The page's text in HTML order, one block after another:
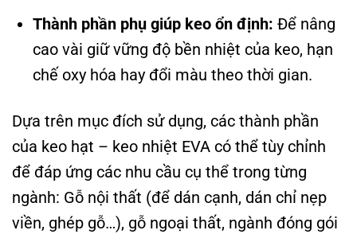
Thành phần phụ giúp keo ổn định: Để nâng
cao vài giữ vững độ bền nhiệt của keo, hạn
chế oxy hóa hay đổi màu theo thời gian.
Dựa trên mục đích sử dụng, các thành phần
của keo hạt – keo nhiệt EVA có thể tùy chỉnh
để đáp ứng các nhu cầu cụ thể trong từng
ngành: Gỗ nội thất (để dán cạnh, dán chỉ nẹp
viền, ghép gỗ…), gỗ ngoại thất, ngành đóng gói